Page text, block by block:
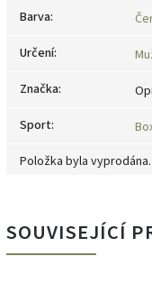
Barva:
Určení:
Značka:
Sport:
Položka byla
SOUVISEJÍCÍ